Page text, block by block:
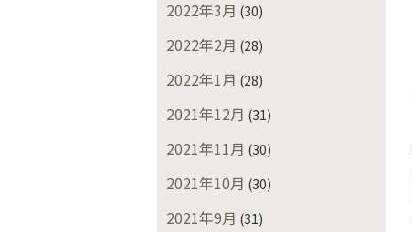
2022年3月 (30)
2022年2月 (28)
2022年1月 (28)
2021年12月 (31)
2021年11月 (30)
2021年10月 (30)
2021年9月 (31)